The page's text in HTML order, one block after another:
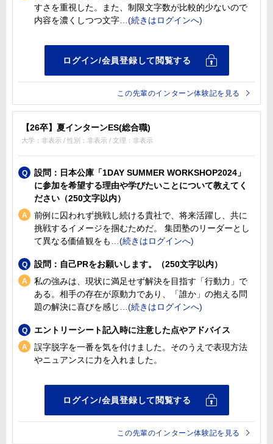
すさを重視した。また、制限文字数が比較的少ないので
内容を濃くしつつ文字
この先輩のインターン体験記を見る
【26卒】夏インターンES(総合職)
大学：非表示 / 性別：非表示 / 文理：非表示
設問：日本公庫「1DAY SUMMER WORKSHOP2024」
に参加を希望する理由や学びたいことについて教えてく
ださい（250文字以内）
前例に囚われず挑戦し続ける貴社で、将来活躍し、共に
挑戦するイメージを掴むためだ。 集団塾のリーダーとし
て異なる価値観をも
設問：自己PRをお願いします。（250文字以内）
私の強みは、現状に満足せず解決を目指す「行動力」で
ある。相手の存在が原動力であり、「誰か」の抱える問
題の解決に喜びを感じ
エントリーシート記入時に注意した点やアドバイス
誤字脱字を一番を気を付けました。そのうえで表現方法
やニュアンスに力を入れました。
この先輩のインターン体験記を見る